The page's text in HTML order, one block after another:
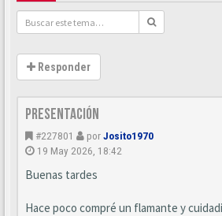
Responder
Presentación
#227801 porJosito1970
19 May 2026, 18:42
Buenas tardes
Hace poco compré un flamante y